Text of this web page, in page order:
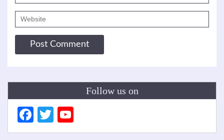
Follow us on
Facebook
Twitter
Channel